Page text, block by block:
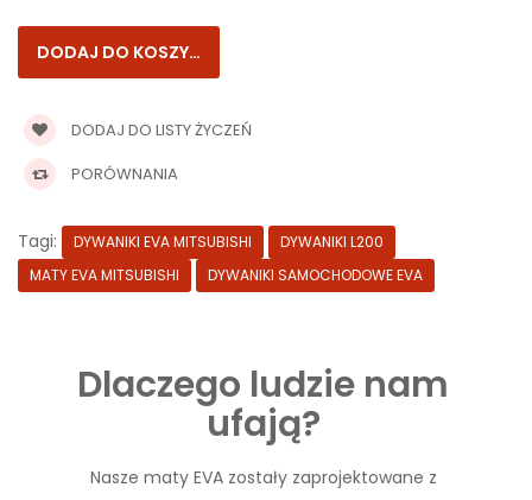
DODAJ DO LISTY ŻYCZEŃ
PORÓWNANIA
Tagi: DYWANIKI EVA MITSUBISHI
DYWANIKI L200
MATY EVA MITSUBISHI
DYWANIKI SAMOCHODOWE EVA
Dlaczego ludzie nam
ufają?
Nasze maty EVA zostały zaprojektowane z